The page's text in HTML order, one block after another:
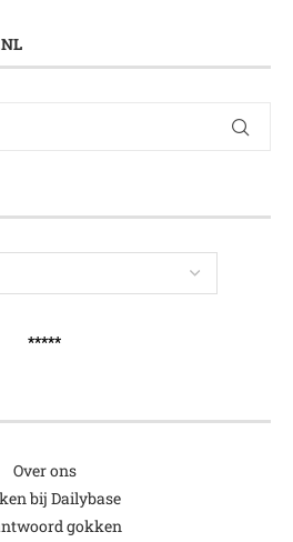
*****
Over ons
bij Dailybase
gokken